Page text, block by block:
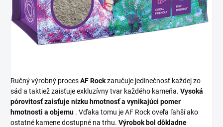
Ručný výrobný procesAF Rockzaručuje jedinečnosť každej zo
sád a taktiež zaisťuje exkluzívny tvar každého kameňa. Vysoká
pórovitosť zaisťuje nízku hmotnosť a vynikajúci pomer
hmotnosti a objemu . Vďaka tomu je AF Rock oveľa ľahší ako
ostatné kamene dostupné na trhu. Výrobok bol dôkladne